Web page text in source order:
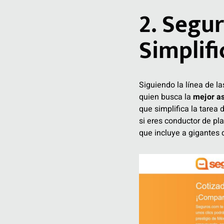
2.
Siguiendo la línea de
quien busca la mejor
que simplifica la tarea
si eres conductor de
que incluye a gigantes